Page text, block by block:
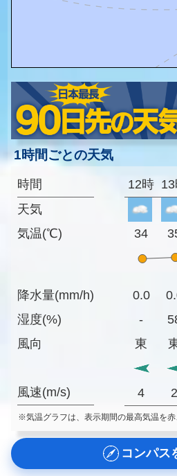
1時間ごとの天気
時間
天気
気温(℃)
降水量(mm/h)
湿度(%)
風向
風速(m/s)
12時
34
0.0
-
東
4 2
※気温グラフは、表示期間の最高気温を赤
コンパス